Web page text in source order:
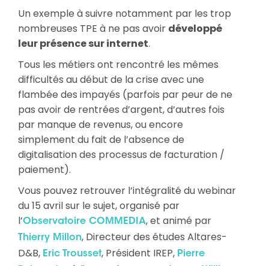
Un exemple à suivre notamment par les trop
nombreuses TPE à ne pas avoir développé
leur présence sur internet.
Tous les métiers ont rencontré les mêmes
difficultés au début de la crise avec une
flambée des impayés (parfois par peur de ne
pas avoir de rentrées d’argent, d’autres fois
par manque de revenus, ou encore
simplement du fait de l’absence de
digitalisation des processus de facturation /
paiement).
Vous pouvez retrouver l’intégralité du webinar
du 15 avril sur le sujet, organisé par
l’Observatoire COMMEDIA, et animé par
Thierry Millon, Directeur des études Altares-
D&B, Eric Trousset, Président IREP, Pierre